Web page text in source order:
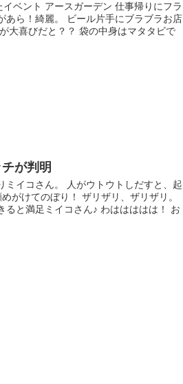
ベント アースガーデン 仕事帰りにフラ
あら！綺麗。 ビール片手にブラブラお店
大喜びだと？？ 袋の中身はマタタビで
が判明
ミイコさん。 人がウトウトしだすと、起
がけてのぼり！ ザリザリ、ザリザリ。
と満足ミイコさん♪ わははははは！ お